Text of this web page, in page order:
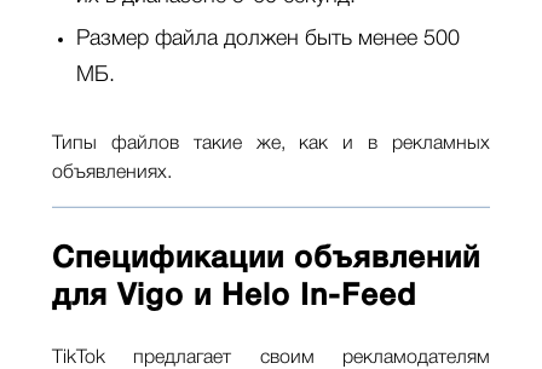
Размер файла должен быть менее 500
МБ.
Типы файлов такие же, как и в рекламных
объявлениях.
Спецификации объявлений
для Vigo и Helo In-Feed
TikTok предлагает своим рекламодателям